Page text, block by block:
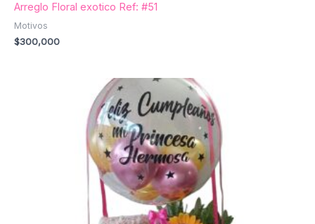
Arreglo Floral exotico Ref: #51
Motivos
$300,000